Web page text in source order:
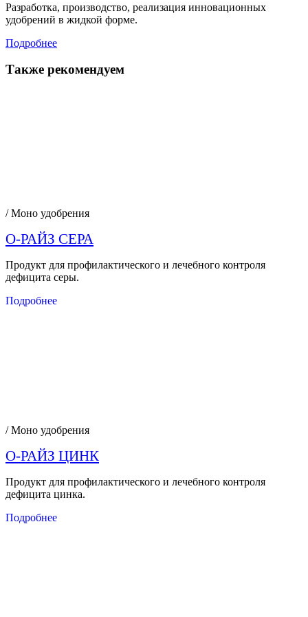
Разработка, производство, реализация инновационных
удобрений в жидкой форме.
Подробнее
Также рекомендуем
/ Моно удобрения
О-РАЙЗ СЕРА
Продукт для профилактического и лечебного контроля
дефицита серы.
Подробнее
/ Моно удобрения
О-РАЙЗ ЦИНК
Продукт для профилактического и лечебного контроля
дефицита цинка.
Подробнее